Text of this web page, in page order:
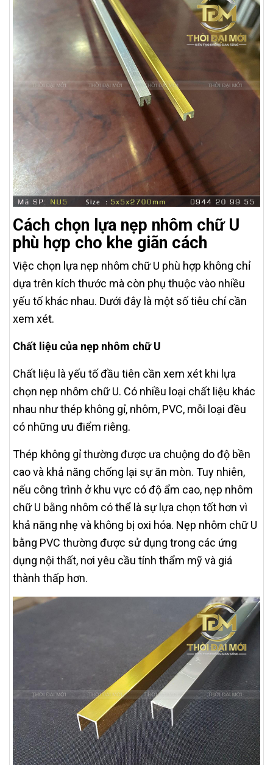
Cách chọn lựa nẹp nhôm chữ U
phù hợp cho khe giãn cách
Việc chọn lựa nẹp nhôm chữ U phù hợp không chỉ
dựa trên kích thước mà còn phụ thuộc vào nhiều
yếu tố khác nhau. Dưới đây là một số tiêu chí cần
xem xét.
Chất liệu của nẹp nhôm chữ U
Chất liệu là yếu tố đầu tiên cần xem xét khi lựa
chọn nẹp nhôm chữ U. Có nhiều loại chất liệu khác
nhau như thép không gỉ, nhôm, PVC, mỗi loại đều
có những ưu điểm riêng.
Thép không gỉ thường được ưa chuộng do độ bền
cao và khả năng chống lại sự ăn mòn. Tuy nhiên,
nếu công trình ở khu vực có độ ẩm cao, nẹp nhôm
chữ U bằng nhôm có thể là sự lựa chọn tốt hơn vì
khả năng nhẹ và không bị oxi hóa. Nẹp nhôm chữ U
bằng PVC thường được sử dụng trong các ứng
dụng nội thất, nơi yêu cầu tính thẩm mỹ và giá
thành thấp hơn.